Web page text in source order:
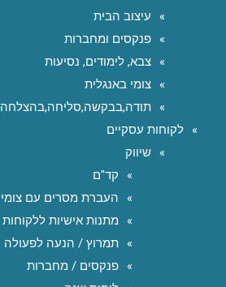
עיצוב הבית
פנקסים ומחברות
צבא, לימודים, נסיעות
צומי באנגלית
תודה,בבקשה,סליחה,בהצלחה
לקוחות עסקיים
שיווק
קד"ם
העברת מסרים עם צומי
מתנות אישיות ללקוחות
תמרוץ / הנעה לפעולה
פנקסים / מחברות